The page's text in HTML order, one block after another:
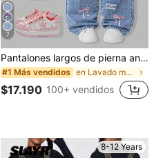
7
Pantalones largos de pierna ancha de mezclilla para niñas preadolescentes, moda callejera vintage dulce y fresca, estilo casual diario para la escuela, recomendación de atuendo para volver a la escuela, diseño de lazo rosa + estampado floral lindo y juguetón, estilo diario para la escuela, adecuado para todas las estaciones, versátil
#1 Más vendidos en Lavado medio Denim para niñas preadolescentes
$17.190 100+ vendidos
8-12 Years